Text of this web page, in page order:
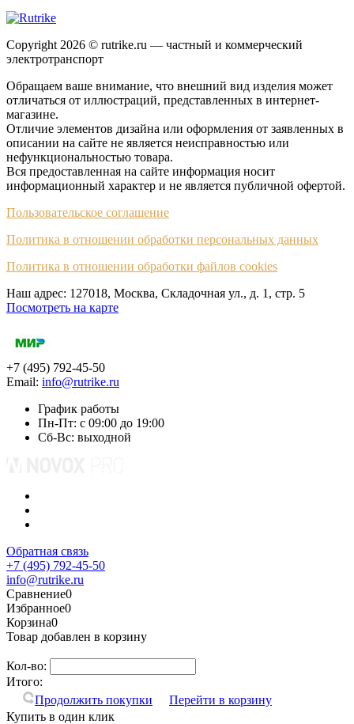
Copyright 2026 © rutrike.ru — частный и коммерческий
электротранспорт
Обращаем ваше внимание, что внешний вид изделия может
отличаться от иллюстраций, представленных в интернет-
магазине.
Отличие элементов дизайна или оформления от заявленных в
описании на сайте не является неисправностью или
нефункциональностью товара.
Вся предоставленная на сайте информация носит
информационный характер и не является публичной офертой.
Пользовательское соглашение
Политика в отношении обработки персональных данных
Политика в отношении обработки файлов cookies
Наш адрес: 127018, Москва, Складочная ул., д. 1, cтр. 5
Посмотреть на карте
+7 (495) 792-45-50
Email: info@rutrike.ru
График работы
Пн-Пт: с 09:00 до 19:00
Сб-Вс: выходной
Обратная связь
+7 (495) 792-45-50
info@rutrike.ru
Сравнение0
Избранное0
Корзина0
Товар добавлен в корзину
Кол-во:
Итого:
Продолжить покупки
Перейти в корзину
Купить в один клик